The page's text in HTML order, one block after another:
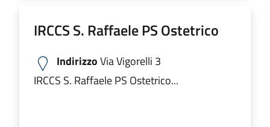
IRCCS S. Raffaele PS Ostetrico
IndirizzoVia Vigorelli 3
IRCCS S. Raffaele PS Ostetrico...